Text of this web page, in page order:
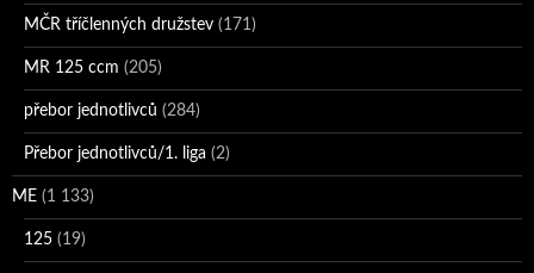
MČR tříčlenných družstev (171)
MR 125 ccm (205)
přebor jednotlivců (284)
Přebor jednotlivců/1. liga (2)
ME (1 133)
125 (19)